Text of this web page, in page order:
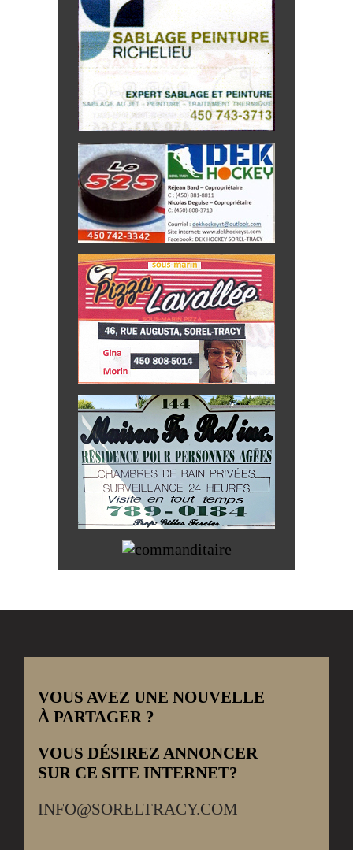
VOUS AVEZ UNE NOUVELLE
À PARTAGER ?
VOUS DÉSIREZ ANNONCER
SUR CE SITE INTERNET?
INFO@SORELTRACY.COM